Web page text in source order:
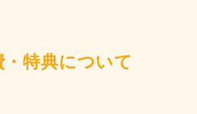
・特典について